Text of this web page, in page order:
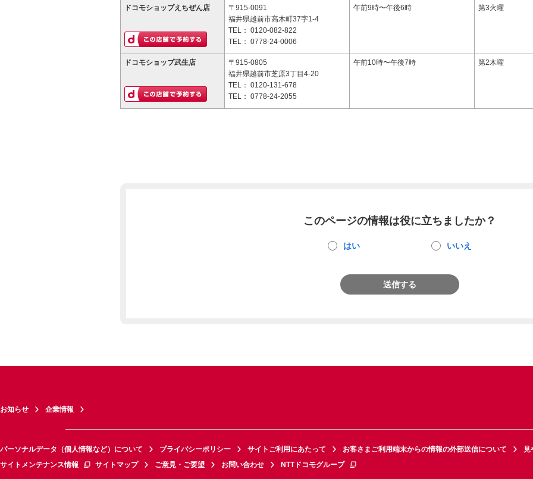
ドコモショップえちぜん店
〒915-0091
福井県越前市高木町37字1-4
TEL： 0120-082-822
TEL： 0778-24-0006
午前9時〜午後6時 第3火曜
ドコモショップ武生店
〒915-0805
福井県越前市芝原3丁目4-20
TEL： 0120-131-678
TEL： 0778-24-2055
午前10時〜午後7時 第2木曜
このページの情報は役に立ちましたか？
はい いいえ
送信する
お知らせ 企業情報
パーソナルデータ（個人情報など）について プライバシーポリシー サイトご利用にあたって お客さまご利用端末からの情報の外部送信について
見
サイトメンテナンス情報
サイトマップ ご意見・ご要望 お問い合わせ NTTドコモグループ